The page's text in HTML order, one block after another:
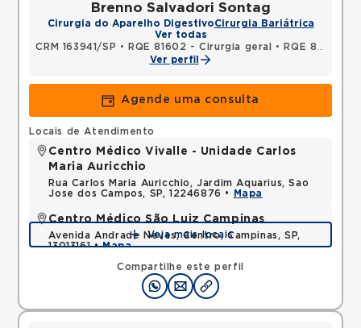
Brenno Salvadori Sontag
Cirurgia do Aparelho DigestivoCirurgia Bariátrica
Ver todas
CRM 163941/SP • RQE 81602 - Cirurgia geral •
RQE 81603 - Cirurgia do aparelho digestivo
Ver perfil
Agende uma consulta
Compartilhe este perfil
Locais de Atendimento
Centro Médico Vivalle - Unidade Carlos
Maria Auricchio
Rua Carlos Maria Auricchio, Jardim Aquarius, Sao
Jose dos Campos, SP, 12246876 •
Mapa
Centro Médico São Luiz Campinas
Avenida Andrade Neves, Centro, Campinas, SP,
13013161 •Mapa
Veja mais locais